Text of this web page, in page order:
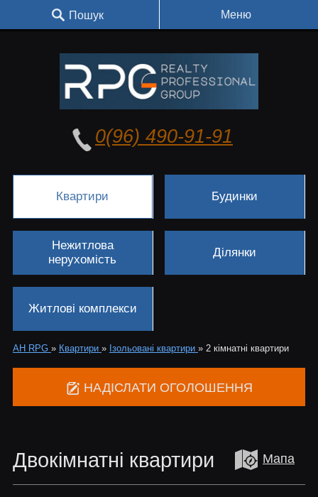
Пошук Меню
0(96) 490-91-91
Квартири Будинки
Нежитлова
нерухомість
Ділянки
Житлові комплекси
АН RPG » Квартири » Ізольовані квартири » 2 кімнатні квартири
НАДІСЛАТИ ОГОЛОШЕННЯ
Двокімнатні квартири Мапа